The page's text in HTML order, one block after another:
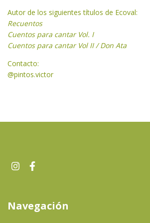
Autor de los siguientes títulos de Ecoval:
Recuentos
Cuentos para cantar Vol. I
Cuentos para cantar Vol II / Don Ata
Contacto:
@pintos.victor
Navegación